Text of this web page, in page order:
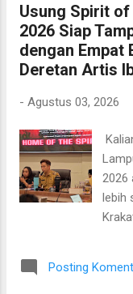
Lampung Selatan,
mingguan di
Apel diikuti seluruh
Lampung Selatan,
PNS, PPPK, hingga
(Perseroda). Dalam
Umaryani,
peringatan Hari Ulan...
Usung Spirit
2026 Siap
dengan Empat
Deretan Artis
- Agustus 03, 2026
2026
lebih
Posting